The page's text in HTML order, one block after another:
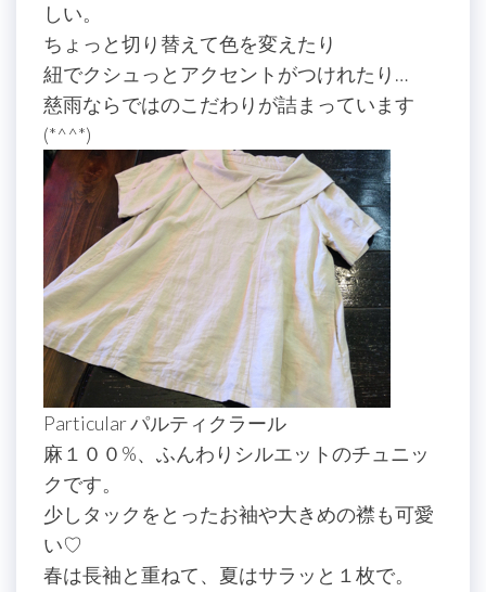
しい。
ちょっと切り替えて色を変えたり
紐でクシュっとアクセントがつけれたり…
慈雨ならではのこだわりが詰まっています
(*^^*)
Particular パルティクラール
麻１００%、ふんわりシルエットのチュニッ
クです。
少しタックをとったお袖や大きめの襟も可愛
い♡
春は長袖と重ねて、夏はサラッと１枚で。